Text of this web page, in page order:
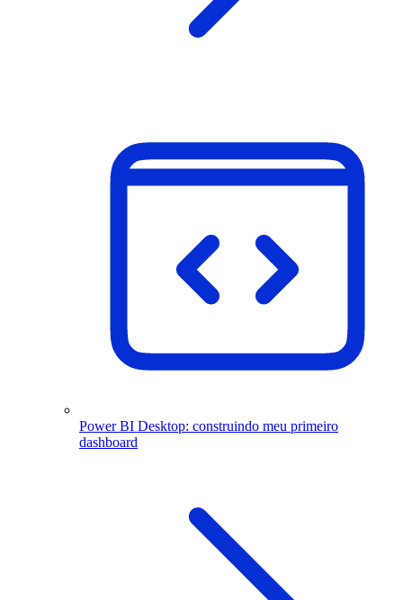
Power BI Desktop: construindo meu primeiro
dashboard